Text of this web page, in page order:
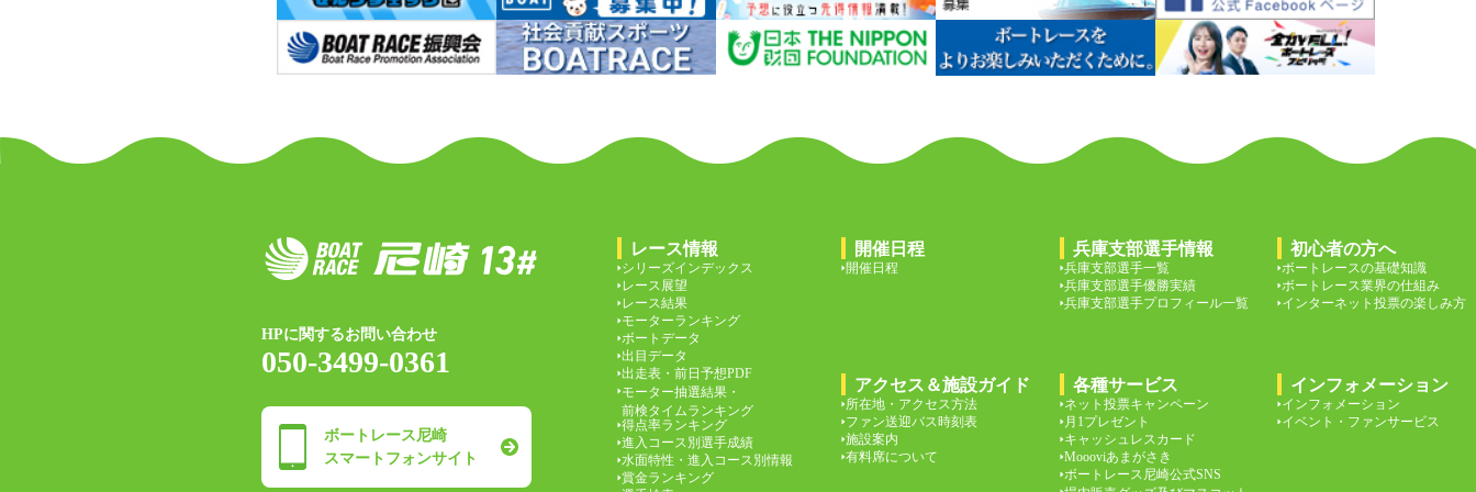
HPに関するお問い合わせ
050-3499-0361
ボートレース尼崎
スマートフォンサイト
レース情報
シリーズインデックス
レース展望
レース結果
モーターランキング
ボートデータ
出目データ
出走表・前日予想PDF
モーター抽選結果・
前検タイムランキング
得点率ランキング
進入コース別選手成績
水面特性・進入コース別情報
賞金ランキング
開催日程
開催日程
アクセス＆施設ガイド
所在地・アクセス方法
ファン送迎バス時刻表
施設案内
有料席について
兵庫支部選手情報
兵庫支部選手一覧
兵庫支部選手優勝実績
兵庫支部選手プロフィール一覧
各種サービス
ネット投票キャンペーン
月1プレゼント
キャッシュレスカード
Moooviあまがさき
ボートレース尼崎公式SNS
初心者の方へ
ボートレースの基礎知識
ボートレース業界の仕組み
インターネット投票の楽しみ方
インフォメーション
インフォメーション
イベント・ファンサービス